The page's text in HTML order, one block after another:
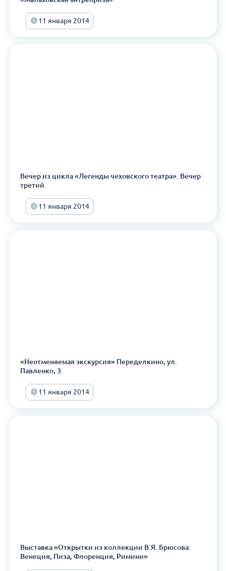
11 января 2014
Вечер из цикла «Легенды чеховского театра». Вечер
третий.
11 января 2014
«Неотменяемая экскурсия» Переделкино, ул.
Павленко, 3
11 января 2014
Выставка «Открытки из коллекции В.Я. Брюсова:
Венеция, Пиза, Флоренция, Римини»